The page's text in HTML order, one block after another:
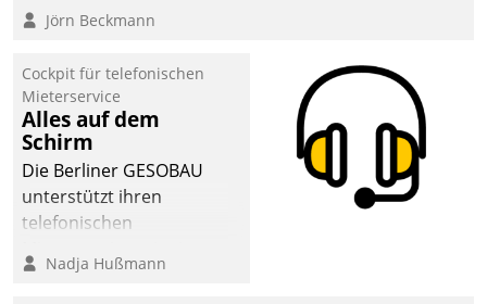
Jörn Beckmann
Cockpit für telefonischen
Mieterservice
Alles auf dem
Schirm
Die Berliner GESOBAU
unterstützt ihren
telefonischen
digitalen Cockpit, das
Nadja Hußmann